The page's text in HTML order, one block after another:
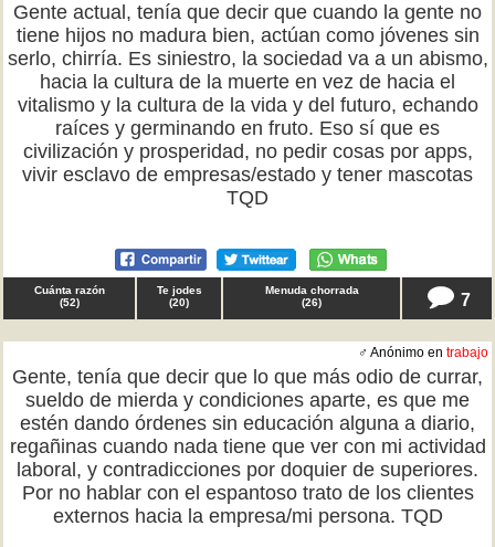
Gente actual, tenía que decir que cuando la gente no
tiene hijos no madura bien, actúan como jóvenes sin
serlo, chirría. Es siniestro, la sociedad va a un abismo,
hacia la cultura de la muerte en vez de hacia el
vitalismo y la cultura de la vida y del futuro, echando
raíces y germinando en fruto. Eso sí que es
civilización y prosperidad, no pedir cosas por apps,
vivir esclavo de empresas/estado y tener mascotas
TQD
Cuánta razón
(52)
Te jodes
(20)
Menuda chorrada
(26) 7
♂ Anónimo en trabajo
Gente, tenía que decir que lo que más odio de currar,
sueldo de mierda y condiciones aparte, es que me
estén dando órdenes sin educación alguna a diario,
regañinas cuando nada tiene que ver con mi actividad
laboral, y contradicciones por doquier de superiores.
Por no hablar con el espantoso trato de los clientes
externos hacia la empresa/mi persona. TQD